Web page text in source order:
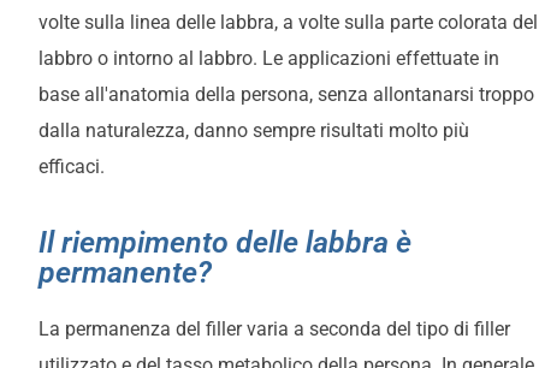
volte sulla linea delle labbra, a volte sulla parte colorata del
labbro o intorno al labbro. Le applicazioni effettuate in
base all'anatomia della persona, senza allontanarsi troppo
dalla naturalezza, danno sempre risultati molto più
efficaci.
Il riempimento delle labbra è
permanente?
La permanenza del filler varia a seconda del tipo di filler